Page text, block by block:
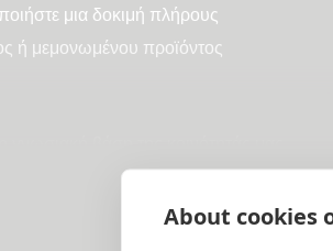
About cookies
μια δοκιμή πλήρους
ή μεμονωμένου προϊόντος